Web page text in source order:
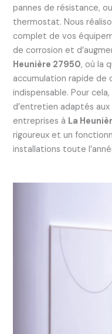
pannes de résistance,
thermostat. Nous
complet de vos
de corrosion et
Heunière 27950, où la
accumulation rapide de
indispensable. Pour
d’entretien adaptés
entreprises à La
rigoureux et un
installations toute